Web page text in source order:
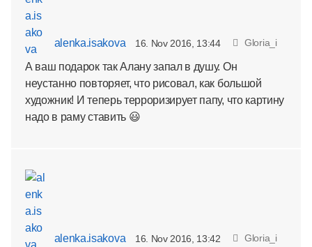
alenka.isakova 16. Nov 2016, 13:44 Gloria_i
А ваш подарок так Алану запал в душу. Он
неустанно повторяет, что рисовал, как большой
художник! И теперь терроризирует папу, что картину
надо в раму ставить 😃
alenka.isakova 16. Nov 2016, 13:42 Gloria_i